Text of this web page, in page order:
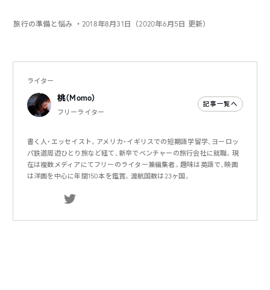
旅行の準備と悩み ・2018年8月31日（2020年6月5日 更新）
ライター
桃（Momo）
フリーライター
記事一覧へ
書く人・エッセイスト。アメリカ・イギリスでの短期語学留学、ヨーロッ
パ鉄道周遊ひとり旅など経て、新卒でベンチャーの旅行会社に就職。現
在は複数メディアにてフリーのライター兼編集者。趣味は英語で、映画
は洋画を中心に年間150本を鑑賞。渡航国数は23ヶ国。